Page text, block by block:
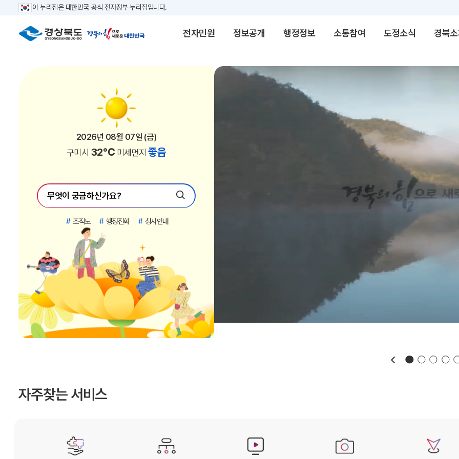
이 누리집은 대한민국 공식 전자정부 누리집입니다.
전자민원 정보공개 행정정보 소통참여 도정소식 경북
2026년 08월 07일 (금)
포항시31℃미세먼지 좋음
2026년 08월 07일 (금)
경주시31℃미세먼지 좋음
2026년 08월 07일 (금)
김천시 30℃ 미세먼지좋음
2026년 08월 07일 (금)
안동시 30℃ 미세먼지좋음
2026년 08월 07일 (금)
구미시 32℃ 미세먼지좋음
2026년 08월 07일 (금)
영주시 28℃ 미세먼지좋음
2026년 08월 07일 (금)
영천시 32℃ 미세먼지좋음
2026년 08월 07일 (금)
상주시 29℃ 미세먼지좋음
2026년 08월 07일 (금)
문경시 28℃ 미세먼지좋음
2026년 08월 07일 (금)
경산시 34℃ 미세먼지좋음
2026년 08월 07일 (금)
의성군31℃미세먼지 좋음
2026년 08월 07일 (금)
청송군 29℃ 미세먼지좋음
2026년 08월 07일 (금)
영양군 28℃ 미세먼지좋음
2026년 08월 07일 (금)
영덕군 27℃미세먼지 좋음
2026년 08월 07일 (금)
청도군 33℃ 미세먼지좋음
2026년 08월 07일 (금)
고령군 33℃ 미세먼지좋음
2026년 08월 07일 (금)
성주군 32℃ 미세먼지좋음
2026년 08월 07일 (금)
칠곡군 33℃ 미세먼지좋음
2026년 08월 07일 (금)
봉화군 27℃미세먼지 좋음
2026년 08월 07일 (금)
예천군 29℃ 미세먼지좋음
2026년 08월 07일 (금)
울진군 28℃ 미세먼지좋음
2026년 08월 07일 (금)
울릉군 27℃미세먼지 좋음
# 조직도 # 행정전화 # 청사안내
자주찾는 서비스